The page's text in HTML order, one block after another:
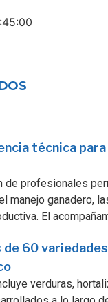
técnica
de profesionales
manejo ganadero,
El
de 60
verduras,